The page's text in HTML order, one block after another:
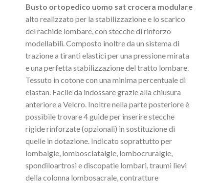
Busto ortopedico uomo sat crocera modulare
alto realizzato per la stabilizzazione e lo scarico
del rachide lombare, con stecche di rinforzo
modellabili. Composto inoltre da un sistema di
trazione a tiranti elastici per una pressione mirata
e una perfetta stabilizzazione del tratto lombare.
Tessuto in cotone con una minima percentuale di
elastan. Facile da indossare grazie alla chiusura
anteriore a Velcro. Inoltre nella parte posteriore è
possibile trovare 4 guide per inserire stecche
rigide rinforzate (opzionali) in sostituzione di
quelle in dotazione. Indicato soprattutto per
lombalgie, lombosciatalgie, lombocruralgie,
spondiloartrosi e discopatie lombari, traumi lievi
della colonna lombosacrale, contratture